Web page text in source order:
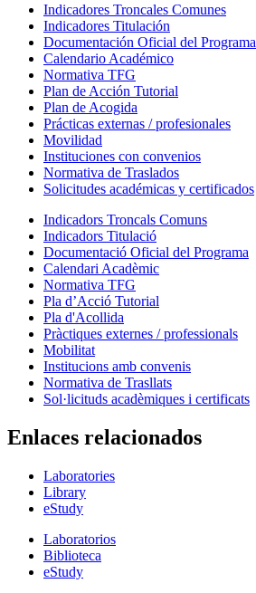
Indicadores Troncales Comunes
Indicadores Titulación
Documentación Oficial del Programa
Calendario Académico
Normativa TFG
Plan de Acción Tutorial
Plan de Acogida
Prácticas externas / profesionales
Movilidad
Instituciones con convenios
Normativa de Traslados
Solicitudes académicas y certificados
Indicadors Troncals Comuns
Indicadors Titulació
Documentació Oficial del Programa
Calendari Acadèmic
Normativa TFG
Pla d’Acció Tutorial
Pla d'Acollida
Pràctiques externes / professionals
Mobilitat
Institucions amb convenis
Normativa de Trasllats
Sol·licituds acadèmiques i certificats
Enlaces relacionados
Laboratories
Library
eStudy
Laboratorios
Biblioteca
eStudy